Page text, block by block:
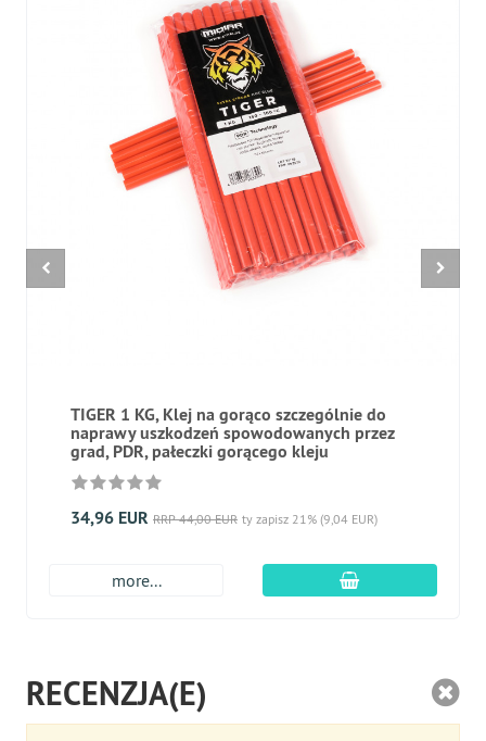
TIGER 1 KG, Klej na gorąco szczególnie do
naprawy uszkodzeń spowodowanych przez
grad, PDR, pałeczki gorącego kleju
34,96 EUR RRP 44,00 EUR ty zapisz 21% (9,04 EUR)
more... dodaj do
RECENZJA(E)